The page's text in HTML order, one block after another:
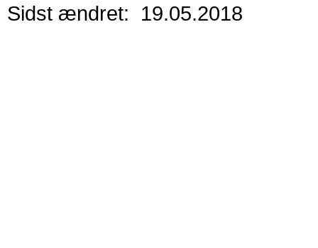
Sidst ændret: 19.05.2018